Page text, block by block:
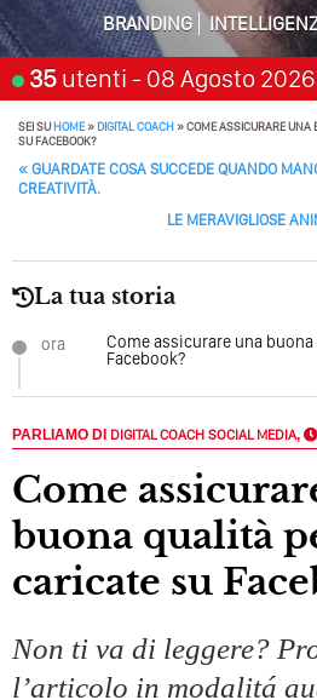
Perché Pubblicare Non Basta
Solo
Perché Non Guadagni Sui
Tutto
Quali Sono Gli Errori Della
BRANDING
35 utenti - 08 Agosto 2026
premia chi aspetta, scegli:
SEI SUHOME»DIGITAL COACH»COME ASSICURARE UNA
SU FACEBOOK?
POST NAVIGATION
« GUARDATE COSA SUCCEDE QUANDO
CREATIVITÀ.
LE MERAVIGLIOSE
La tua storia
ora
Come assicurare una
Facebook?
PARLIAMO DI DIGITAL COACH SOCIAL MEDIA,
Come assicurare una
buona qualità
caricate su
Non ti va di leggere?
l’articolo in modalitá